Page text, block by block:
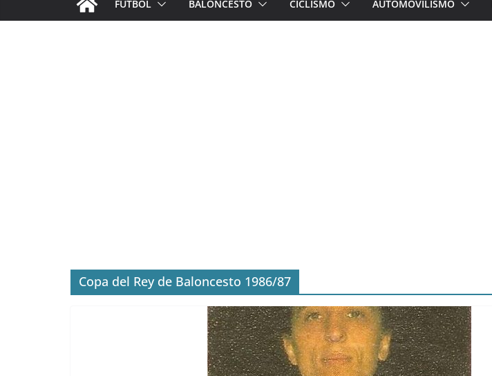
FÚTBOL BALONCESTO CICLISMO AUTOMOVILISMO
Copa del Rey de Baloncesto 1986/87